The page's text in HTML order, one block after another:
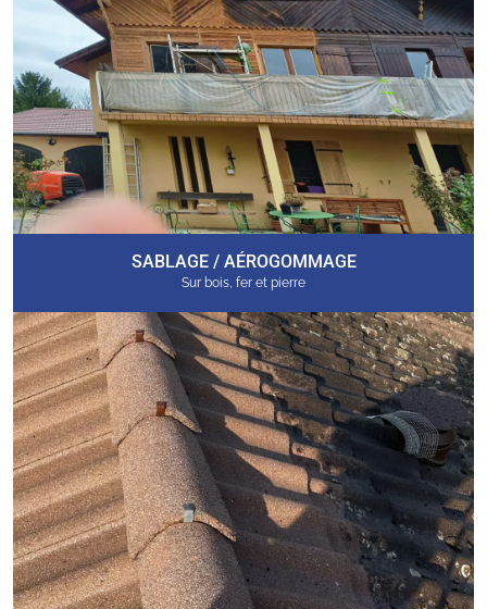
SABLAGE / AÉROGOMMAGE
Sur bois, fer et pierre